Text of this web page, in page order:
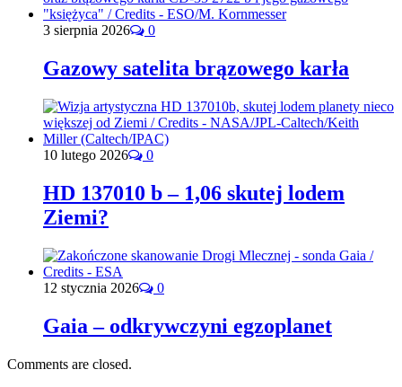
3 sierpnia 2026 0
Gazowy satelita brązowego karła
10 lutego 2026 0
HD 137010 b – 1,06 skutej lodem
Ziemi?
12 stycznia 2026 0
Gaia – odkrywczyni egzoplanet
Comments are closed.